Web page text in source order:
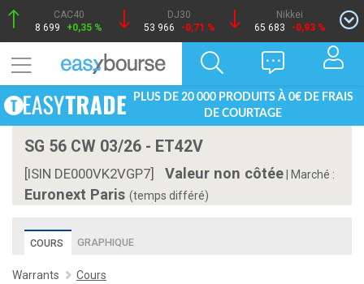
CAC40
8 699
+0,35 %
DJ30
53 966
-0,71 %
Nikkei
65 683
-0,93 %
PLUS DE 20 000 PRODUITS À 0€ DE FRAIS
DE COURTAGE
SG 56 CW 03/26 - ET42V
[ISIN DE000VK2VGP7] Valeur non côtée Marché :
Euronext Paris (temps différé)
COURS GRAPHIQUE
Warrants Cours